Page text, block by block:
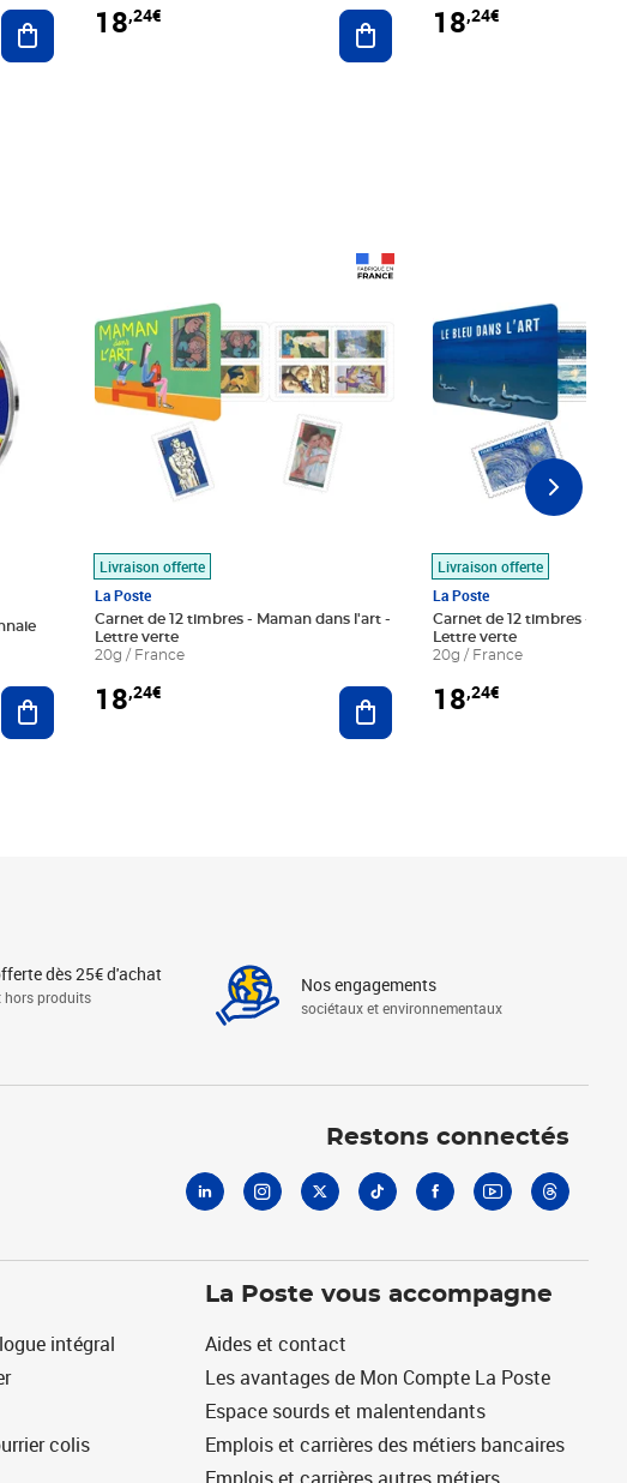
Ajouter au panier
18,24€ Ajouter au panier
18,24€
Ajouter au panier
Livraison offerte
La Poste
Carnet de 12 timbres - Maman dans l'art -
Lettre verte
20g / France
18,24€ Ajouter au panier
Livraison offerte
La Poste
Carnet de 12 timbres - Le
Lettre verte
20g / France
18,24€
dès 25€ d'achat
hors produits
Nos engagements
sociétaux et environnementaux
Restons connectés
intégral
colis
La Poste vous accompagne
Aides et contact
Les avantages de Mon Compte La Poste
Espace sourds et malentendants
Emplois et carrières des métiers bancaires